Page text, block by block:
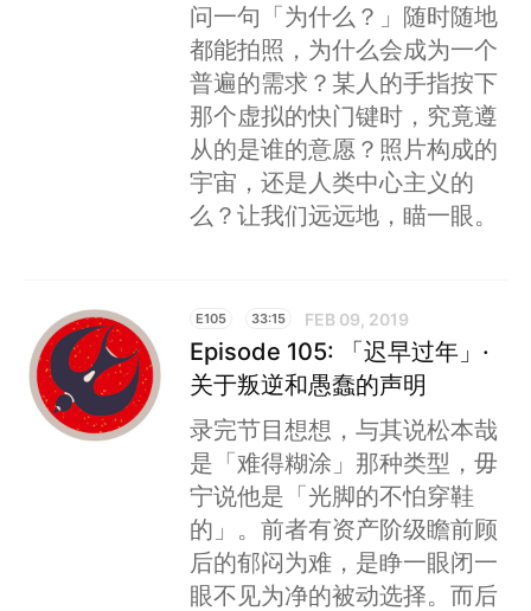
问一句「为什么？」随时随地
都能拍照，为什么会成为一个
普遍的需求？某人的手指按下
那个虚拟的快门键时，究竟遵
从的是谁的意愿？照片构成的
宇宙，还是人类中心主义的
么？让我们远远地，瞄一眼。
E105 33:15 FEB 09, 2019
Episode 105: 「迟早过年」·
关于叛逆和愚蠢的声明
录完节目想想，与其说松本哉
是「难得糊涂」那种类型，毋
宁说他是「光脚的不怕穿鞋
的」。前者有资产阶级瞻前顾
后的郁闷为难，是睁一眼闭一
眼不见为净的被动选择。而后